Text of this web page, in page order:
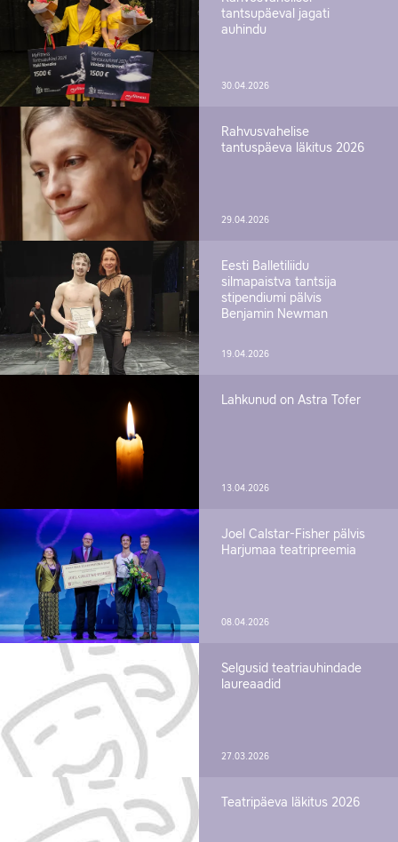
tantsupäeval jagati
auhindu
30.04.2026
Rahvusvahelise
tantuspäeva läkitus 2026
29.04.2026
Eesti Balletiliidu
silmapaistva tantsija
stipendiumi pälvis
Benjamin Newman
19.04.2026
Lahkunud on Astra Tofer
13.04.2026
Joel Calstar-Fisher pälvis
Harjumaa teatripreemia
08.04.2026
Selgusid teatriauhindade
laureaadid
27.03.2026
Teatripäeva läkitus 2026